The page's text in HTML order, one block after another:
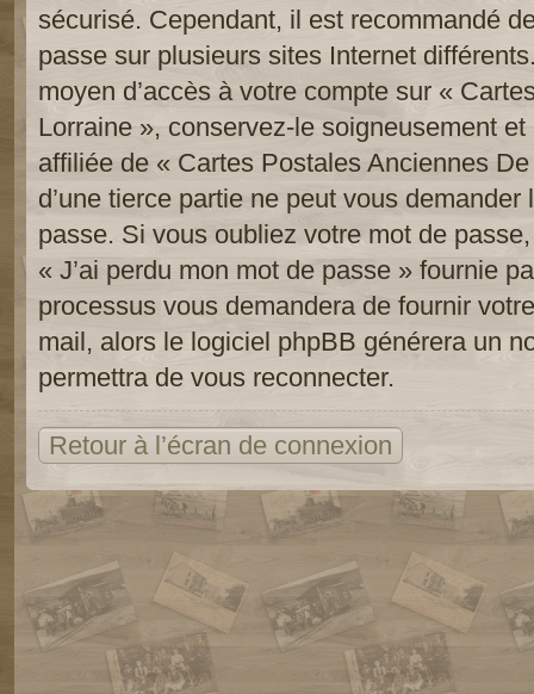
sécurisé. Cependant, il est recommandé
passe sur plusieurs sites Internet
moyen d’accès à votre compte sur «
Lorraine », conservez-le soigneusement
affiliée de « Cartes Postales Anciennes
d’une tierce partie ne peut vous
passe. Si vous oubliez votre mot de
« J’ai perdu mon mot de passe » fournie
processus vous demandera de fournir
mail, alors le logiciel phpBB générera un
permettra de vous reconnecter.
Retour à l’écran de connexion